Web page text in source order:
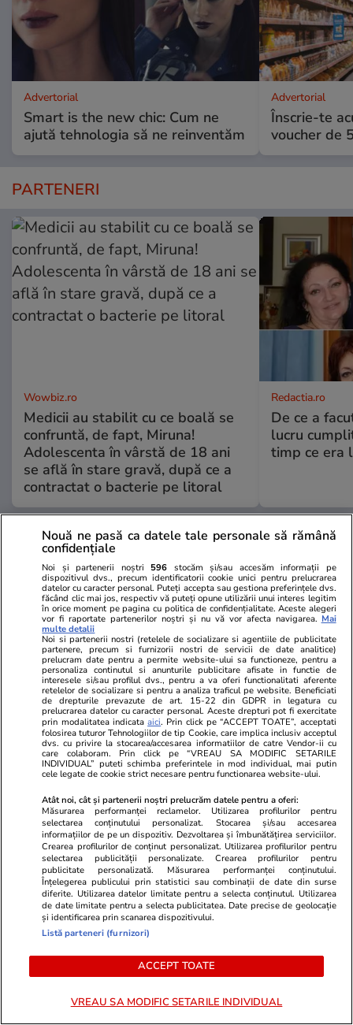
Advertorial
Smart is the new chic: Cum ne
ajută tehnologia să ne reinventăm
Advertorial
Înscrie-te
voucher de
PARTENERI
Wowbiz.ro
Medicii au stabilit cu ce boală se
confruntă, de fapt, Miruna!
Adolescenta în vârstă de 18 ani
se află în stare gravă, după ce a
contractat o bacterie pe litoral
Redactia.ro
De ce a
lucru
timp ce era
POLITIC
Analiză
Politică 20:00
PNRR îngrășat în ajun. Legea
ANI trebuia, inițial, să fie gata
din decembrie 2024
Politică 16:47
Se poate face guvern și fără
„Cei de la AUR au votat alături
de cei de la PNL şi USR. Au o
majoritate confortabilă”
PARTENERI
Nouă ne pasă ca datele tale personale să rămână
confidențiale
Noi și partenerii noștri 596 stocăm și/sau accesăm informații pe
dispozitivul dvs., precum identificatorii cookie unici pentru prelucrarea
datelor cu caracter personal. Puteți accepta sau gestiona preferințele dvs.
făcând clic mai jos, respectiv vă puteți opune utilizării unui interes legitim
în orice moment pe pagina cu politica de confidențialitate. Aceste alegeri
vor fi raportate partenerilor noștri și nu vă vor afecta navigarea. Mai
multe detalii
Noi si partenerii nostri (retelele de socializare si agentiile de publicitate
partenere, precum si furnizorii nostri de servicii de date analitice)
prelucram date pentru a permite website-ului sa functioneze, pentru a
personaliza continutul si anunturile publicitare afisate in functie de
interesele si/sau profilul dvs., pentru a va oferi functionalitati aferente
retelelor de socializare si pentru a analiza traficul pe website. Beneficiati
de drepturile prevazute de art. 15-22 din GDPR in legatura cu
prelucrarea datelor cu caracter personal. Aceste drepturi pot fi exercitate
prin modalitatea indicataaici. Prin click pe “ACCEPT TOATE”, acceptati
folosirea tuturor Tehnologiilor de tip Cookie, care implica inclusiv acceptul
dvs. cu privire la stocarea/accesarea informatiilor de catre Vendor-ii cu
care colaboram. Prin click pe “VREAU SA MODIFIC SETARILE
INDIVIDUAL” puteti schimba preferintele in mod individual, mai putin
cele legate de cookie strict necesare pentru functionarea website-ului.
Atât noi, cât și partenerii noștri prelucrăm datele pentru a oferi:
Măsurarea performanței reclamelor. Utilizarea profilurilor pentru
selectarea conținutului personalizat. Stocarea și/sau accesarea
informațiilor de pe un dispozitiv. Dezvoltarea și îmbunătățirea serviciilor.
Crearea profilurilor de conținut personalizat. Utilizarea profilurilor pentru
selectarea publicității personalizate. Crearea profilurilor pentru
publicitate personalizată. Măsurarea performanței conținutului.
Înțelegerea publicului prin statistici sau combinații de date din surse
diferite. Utilizarea datelor limitate pentru a selecta conținutul. Utilizarea
de date limitate pentru a selecta publicitatea. Date precise de geolocație
și identificarea prin scanarea dispozitivului.
Listă parteneri (furnizori)
ACCEPT TOATE
VREAU SA MODIFIC SETARILE INDIVIDUAL